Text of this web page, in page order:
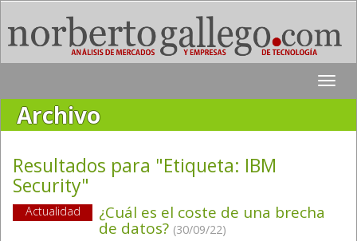
Toggle
Archivo
Resultados para "Etiqueta: IBM
Security"
Actualidad ¿Cuál es el coste de una brecha
de datos? (30/09/22)